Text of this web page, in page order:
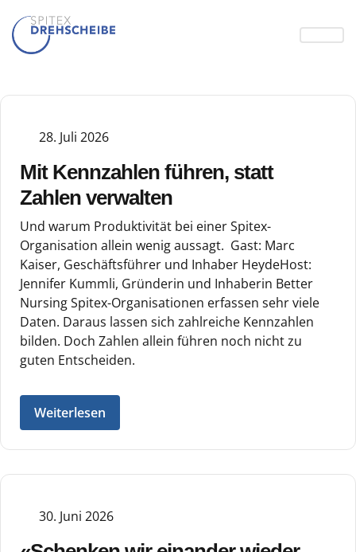
28. Juli 2026
Mit Kennzahlen führen, statt
Zahlen verwalten
Und warum Produktivität bei einer Spitex-
Organisation allein wenig aussagt. Gast: Marc
Kaiser, Geschäftsführer und Inhaber HeydeHost:
Jennifer Kummli, Gründerin und Inhaberin Better
Nursing Spitex-Organisationen erfassen sehr viele
Daten. Daraus lassen sich zahlreiche Kennzahlen
bilden. Doch Zahlen allein führen noch nicht zu
guten Entscheiden.
Weiterlesen
30. Juni 2026